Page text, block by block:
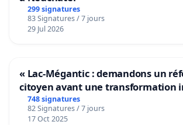
299 signatures
83 Signatures / 7 jours
29 Jul 2026
« Lac-Mégantic : demandons un
citoyen avant une transformation
de notre territoire »
748 signatures
82 Signatures / 7 jours
17 Oct 2025